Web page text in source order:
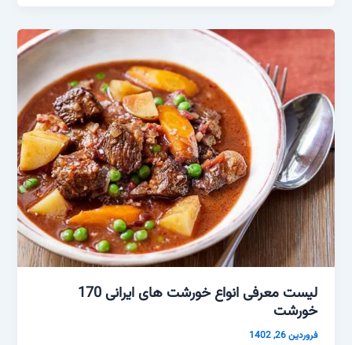
لیست معرفی انواع خورشت های ایرانی 170
خورشت
فروردین 26, 1402